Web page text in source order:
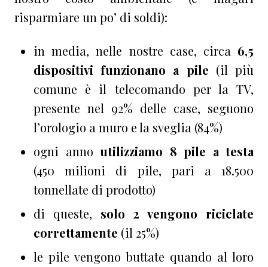
risparmiare un po’ di soldi):
in media, nelle nostre case, circa 6,5
dispositivi funzionano a pile (il più
comune è il telecomando per la TV,
presente nel 92% delle case, seguono
l’orologio a muro e la sveglia (84%)
ogni anno utilizziamo 8 pile a testa
(450 milioni di pile, pari a 18.500
tonnellate di prodotto)
di queste, solo 2 vengono riciclate
correttamente (il 25%)
le pile vengono buttate quando al loro